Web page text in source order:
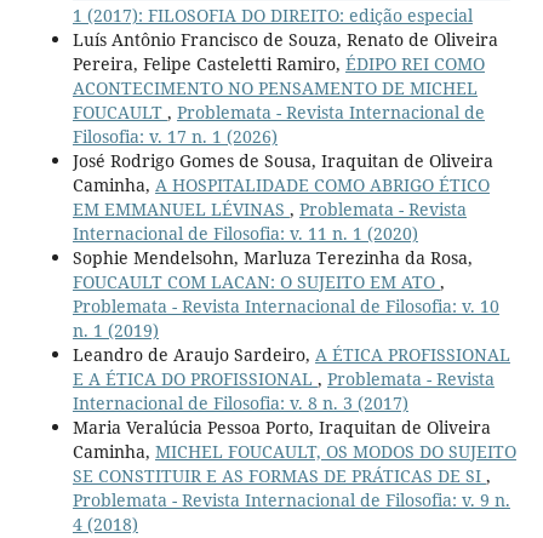
1 (2017): FILOSOFIA DO DIREITO: edição especial
Luís Antônio Francisco de Souza, Renato de Oliveira
Pereira, Felipe Casteletti Ramiro, ÉDIPO REI COMO
ACONTECIMENTO NO PENSAMENTO DE MICHEL
FOUCAULT , Problemata - Revista Internacional de
Filosofia: v. 17 n. 1 (2026)
José Rodrigo Gomes de Sousa, Iraquitan de Oliveira
Caminha, A HOSPITALIDADE COMO ABRIGO ÉTICO
EM EMMANUEL LÉVINAS , Problemata - Revista
Internacional de Filosofia: v. 11 n. 1 (2020)
Sophie Mendelsohn, Marluza Terezinha da Rosa,
FOUCAULT COM LACAN: O SUJEITO EM ATO ,
Problemata - Revista Internacional de Filosofia: v. 10
n. 1 (2019)
Leandro de Araujo Sardeiro, A ÉTICA PROFISSIONAL
E A ÉTICA DO PROFISSIONAL , Problemata - Revista
Internacional de Filosofia: v. 8 n. 3 (2017)
Maria Veralúcia Pessoa Porto, Iraquitan de Oliveira
Caminha, MICHEL FOUCAULT, OS MODOS DO SUJEITO
SE CONSTITUIR E AS FORMAS DE PRÁTICAS DE SI ,
Problemata - Revista Internacional de Filosofia: v. 9 n.
4 (2018)